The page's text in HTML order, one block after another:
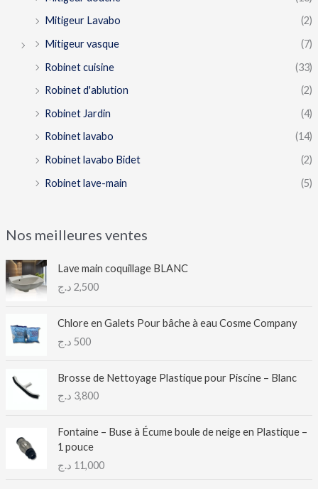
Mitigeur Lavabo
(2)
Mitigeur vasque
(7)
Robinet cuisine
(33)
Robinet d'ablution
(2)
Robinet Jardin
(4)
Robinet lavabo
(14)
Robinet lavabo Bidet
(2)
Robinet lave-main
(5)
Nos meilleures ventes
Lave main coquillage BLANC
2,500 د.ج
Chlore en Galets Pour bâche à eau Cosme Company
500 د.ج
Brosse de Nettoyage Plastique pour Piscine – Blanc
3,800 د.ج
Fontaine – Buse à Écume boule de neige en Plastique –
1 pouce
11,000 د.ج